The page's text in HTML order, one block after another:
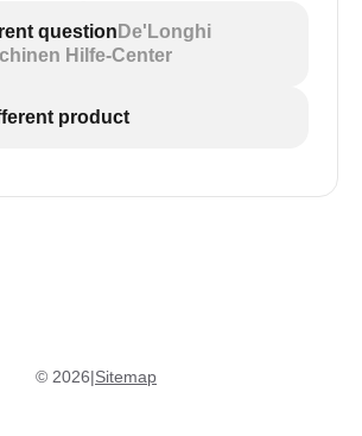
question De'Longhi
Hilfe-Center
product
© 2026|Sitemap